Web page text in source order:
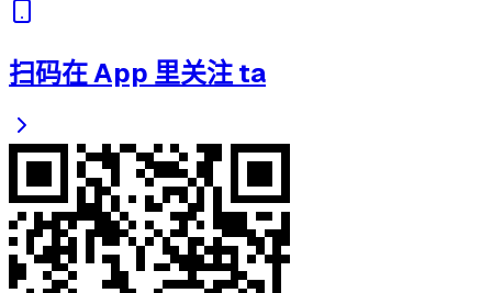
扫码在 App 里关注 ta